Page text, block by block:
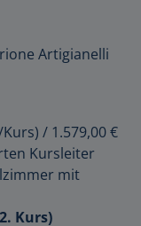
Artigianelli
Kurs) / 1.579,00 €
Kursleiter
mit
Kurs)